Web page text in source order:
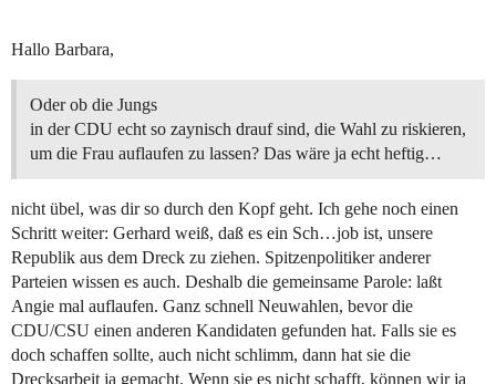
Hallo Barbara,
Oder ob die Jungs
in der CDU echt so zaynisch drauf sind, die Wahl zu riskieren,
um die Frau auflaufen zu lassen? Das wäre ja echt heftig…
nicht übel, was dir so durch den Kopf geht. Ich gehe noch einen
Schritt weiter: Gerhard weiß, daß es ein Sch…job ist, unsere
Republik aus dem Dreck zu ziehen. Spitzenpolitiker anderer
Parteien wissen es auch. Deshalb die gemeinsame Parole: laßt
Angie mal auflaufen. Ganz schnell Neuwahlen, bevor die
CDU/CSU einen anderen Kandidaten gefunden hat. Falls sie es
doch schaffen sollte, auch nicht schlimm, dann hat sie die
Drecksarbeit ja gemacht. Wenn sie es nicht schafft, können wir ja